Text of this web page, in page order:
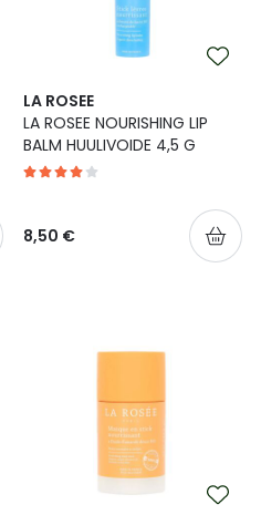
LA ROSEE
LA ROSEE NOURISHING LIP
BALM HUULIVOIDE 4,5 G
8,50 €